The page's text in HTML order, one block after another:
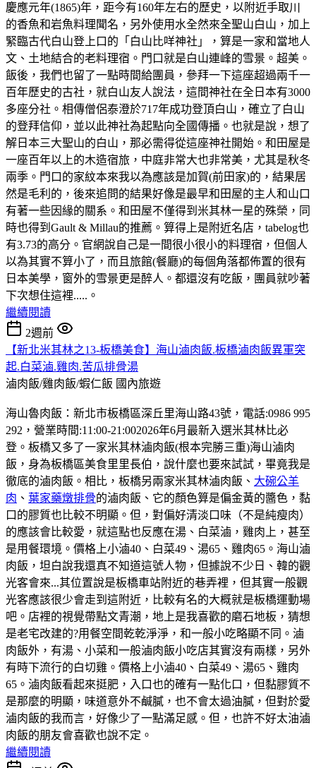
慶應元年(1865)年，距今有160年左右的歷史，以附近手取川
的香魚和岩魚料理聞名，另外使用水全然來全聖山白山，加上
緊臨古代白山登上口的「白山比咩神社」，算是一家和當地人
文、土地結合的老料理宿。門口就是白山連峰的雪景。超美。
飯後，我們也留了一點時間給團員，參拜一下這座超過兩千一
百年歷史的古社，就白山友人說法，這間神社在全日本有3000
多座分社。相傳僧侶泰澄於717年成功登頂白山，確立了白山
的登拜信仰，並以此神社為起點向全國傳播。也就是說，想了
解日本三大聖山的白山，那必需得從這座神社開始。和田屋是
一座百年以上的木造宿旅，中庭非常大也非常美，尤其是秋冬
兩季。門口的家紋本來我以為應該是加賀(前田家)的，結果居
然是毛利的，後來追問的結果好像是最早和田屋的主人和山口
有著一些因緣的關系。和田屋不僅得到米其林一星的殊榮，同
時也得到Gault & Millau的推薦。算得上是附近名店，tabelog也
有3.73的高分。官網說自己是一間很小很小的料理宿，但個人
以為其實不算小了，而且旅館(餐廳)的每個角落都佈置的很有
日本美學，窗外的雪景更是醉人。都還沒有吃飯，團員就吵著
下次想住這裡.....。
繼續閱讀
2週前
【新北米其林之13-板橋美食】海山滷肉飯.板橋滷肉飯異軍突
起.白菜滷.雞肉.苦瓜排骨湯
滷肉飯/雞肉飯/蝦仁飯 國內旅遊
海山魯肉飯：新北市板橋區深丘里海山路43號，電話:0986 995
292，營業時間:11:00-21:002026年6月最新入選米其林比必
登。板橋又多了一家米其林滷肉飯(根本完勝三重)海山滷肉
飯，身為板橋區美食里里長伯，說什麼也要來試試，畢竟我是
徹底的滷肉飯。相比，板橋另兩家米其林滷肉飯、 大碗公羊
肉 、 葉家藥燉排骨的滷肉飯、它的顏色算是偏金黃的醬色，黏
口的膠質也比較不明顯。但，對偏好清淡口味（不是純瘦肉）
的應該會比較愛，就這點也反應在湯、白菜滷，雞肉上，甚至
是用餐環境。價格上小滷40、白菜49、湯65、雞肉65。海山滷
肉飯，坦白說我還真不知道這號人物，但據說不少日、韓的觀
光客會來...其位置說是板橋車站附近的巷弄裡，但其實一般觀
光客應該很少會走到這附近，比較有名的大概就是板橋運動場
吧。店裡的視覺帶點文青潮，地上是我喜歡的磨石地板，猜想
是老宅改建的?用餐空間乾乾淨淨，和一般小吃略顯不同。滷
肉飯外，有湯、小菜和一般滷肉飯小吃店其實沒有兩樣，另外
有時下流行的白切雞。價格上小滷40、白菜49、湯65、雞肉
65。滷肉飯看起來挺肥，入口也的確有一點化口，但黏膠質不
是那麼的明顯，味道意外不鹹膩，也不會太過油膩，但對於愛
滷肉飯的我而言，好像少了一點滿足感。但，也許不好太油滷
肉飯的朋友會喜歡也說不定。
繼續閱讀